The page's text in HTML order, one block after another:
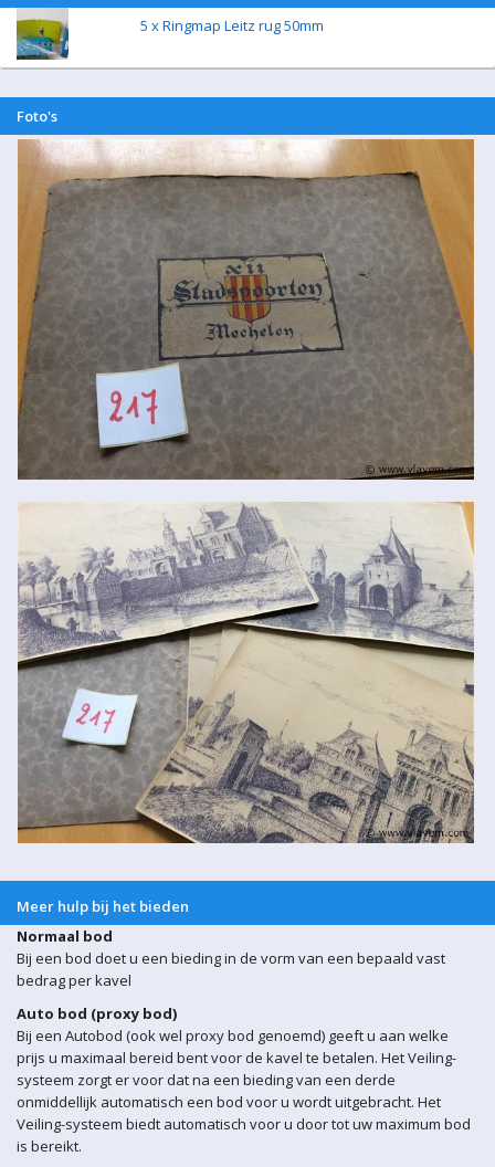
5 x Ringmap Leitz rug 50mm
Foto's
Meer hulp bij het bieden
Normaal bod
Bij een bod doet u een bieding in de vorm van een bepaald vast
bedrag per kavel
Auto bod (proxy bod)
Bij een Autobod (ook wel proxy bod genoemd) geeft u aan welke
prijs u maximaal bereid bent voor de kavel te betalen. Het Veiling-
systeem zorgt er voor dat na een bieding van een derde
onmiddellijk automatisch een bod voor u wordt uitgebracht. Het
Veiling-systeem biedt automatisch voor u door tot uw maximum bod
is bereikt.